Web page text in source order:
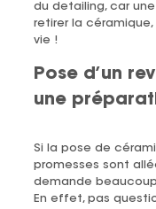
du detailing, car
retirer la
vie !
Pose d’un
une
Si la pose de
promesses sont
demande
En effet, pas